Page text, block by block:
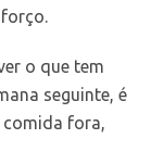
o que tem
seguinte, é
fora,